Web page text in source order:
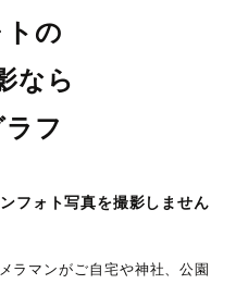
の
なら
フ
フォト写真を撮影しません
ラマンがご自宅や神社、公園